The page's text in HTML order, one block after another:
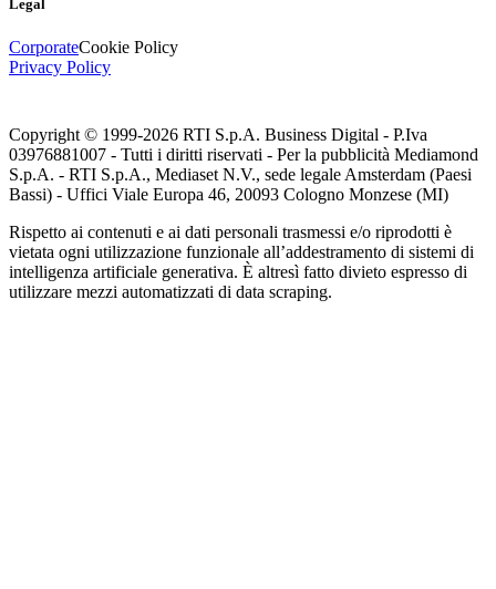
Legal
CorporateCookie Policy
Privacy Policy
Copyright © 1999-2026 RTI S.p.A. Business Digital - P.Iva
03976881007 - Tutti i diritti riservati - Per la pubblicità Mediamond
S.p.A. - RTI S.p.A., Mediaset N.V., sede legale Amsterdam (Paesi
Bassi) - Uffici Viale Europa 46, 20093 Cologno Monzese (MI)
Rispetto ai contenuti e ai dati personali trasmessi e/o riprodotti è
vietata ogni utilizzazione funzionale all’addestramento di sistemi di
intelligenza artificiale generativa. È altresì fatto divieto espresso di
utilizzare mezzi automatizzati di data scraping.